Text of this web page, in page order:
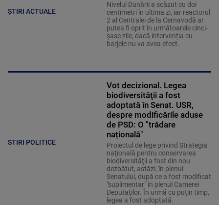
ȘTIRI ACTUALE
Nivelul Dunării a scăzut cu doi
centimetri în ultima zi, iar reactorul
2 al Centralei de la Cernavodă ar
putea fi oprit în următoarele cinci-
șase zile, dacă intervenția cu
barjele nu va avea efect.
STIRI POLITICE
Vot decizional. Legea
biodiversităţii a fost
adoptată în Senat. USR,
despre modificările aduse
de PSD: O "trădare
națională"
Proiectul de lege privind Strategia
naţională pentru conservarea
biodiversităţii a fost din nou
dezbătut, astăzi, în plenul
Senatului, după ce a fost modificat
"suplimentar" în plenul Camerei
Deputaţilor. În urmă cu puțin timp,
legea a fost adoptată.